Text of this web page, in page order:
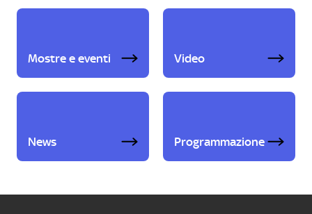
Mostre e eventi Video
News Programmazione